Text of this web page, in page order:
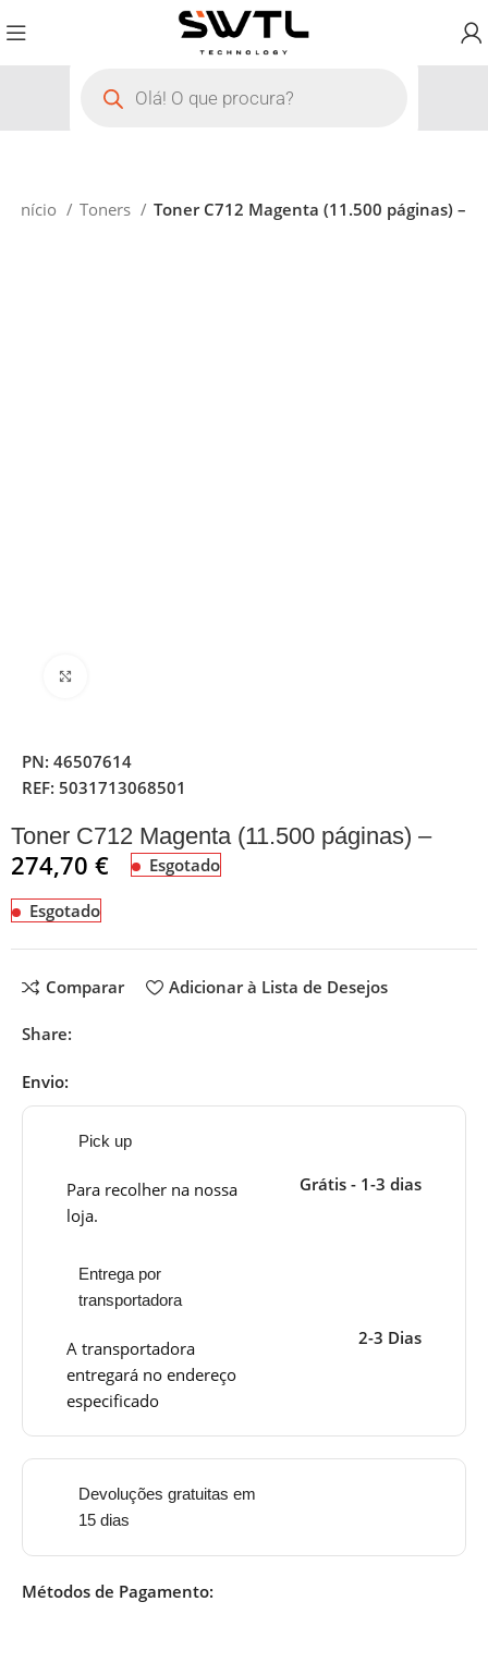
Início Toners Toner C712 Magenta (11.500 páginas) –
PN:46507614
REF:5031713068501
Toner C712 Magenta (11.500 páginas) –
274,70€ Esgotado
Esgotado
Comparar Adicionar à Lista de Desejos
Share:
Envio:
Pick up
Para recolher na nossa
loja.
Grátis - 1-3 dias
Entrega por
transportadora
A transportadora
entregará no endereço
especificado
2-3 Dias
Devoluções gratuitas em
15 dias
Métodos de Pagamento: